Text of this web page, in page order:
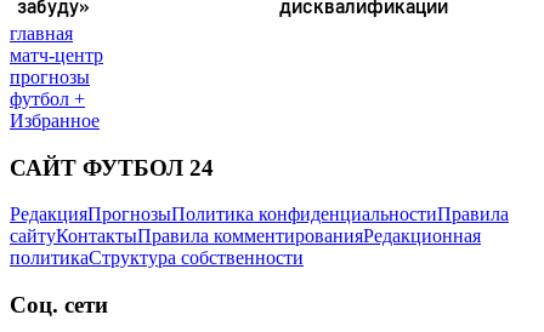
главная
матч-центр
прогнозы
футбол +
Избранное
САЙТ ФУТБОЛ 24
РедакцияПрогнозыПолитика конфиденциальностиПравила
сайтуКонтактыПравила комментированияРедакционная
политикаСтруктура собственности
Соц. сети